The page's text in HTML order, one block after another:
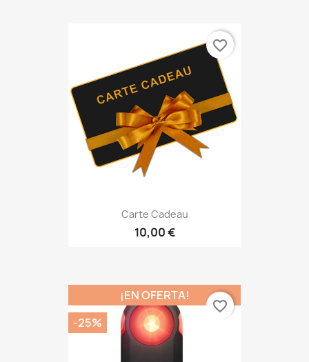
Carte Cadeau
10,00 €
favorite_border
¡EN OFERTA!
-25%
favorite_border